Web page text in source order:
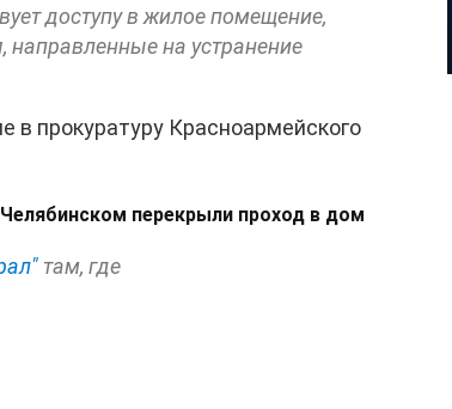
доступу в жилое помещение,
направленные на устранение
в прокуратуру Красноармейского
перекрыли проход в дом
там, где